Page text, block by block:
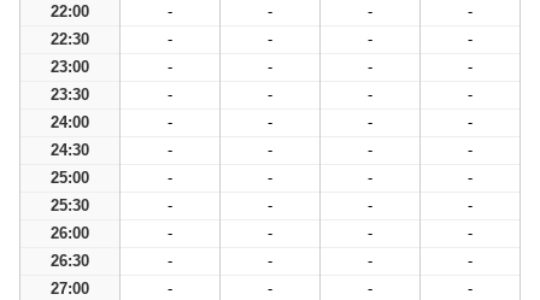
22:00
- - -
-
22:30
- - -
-
23:00
- - -
-
23:30
- - -
-
24:00
- - -
-
24:30
- - -
-
25:00
- - -
-
25:30
- - -
-
26:00
- - -
-
26:30
- - -
-
27:00
- - - -